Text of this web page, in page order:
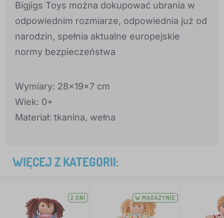
Bigjigs Toys można dokupować ubrania w
odpowiednim rozmiarze, odpowiednia już od
narodzin, spełnia aktualne europejskie
normy bezpieczeństwa
Wymiary: 28x19x7 cm
Wiek: 0+
Materiał: tkanina, wełna
WIĘCEJ Z KATEGORII:
2 DNI W MAGAZYNIE